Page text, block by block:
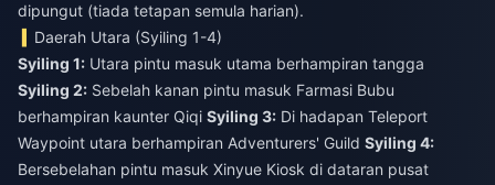
dipungut (tiada tetapan semula harian).
Daerah Utara (Syiling 1-4)
Syiling 1: Utara pintu masuk utama berhampiran tangga
Syiling 2: Sebelah kanan pintu masuk Farmasi Bubu
berhampiran kaunter Qiqi Syiling 3: Di hadapan Teleport
Waypoint utara berhampiran Adventurers' Guild Syiling 4:
Bersebelahan pintu masuk Xinyue Kiosk di dataran pusat